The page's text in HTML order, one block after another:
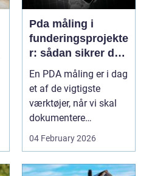
Pda måling i
funderingsprojekte
r: sådan sikrer du
dokumenteret
bæreevne
En PDA måling er i dag
et af de vigtigste
værktøjer, når vi skal
dokumentere
bæreevnen af pæle til
04 February 2026